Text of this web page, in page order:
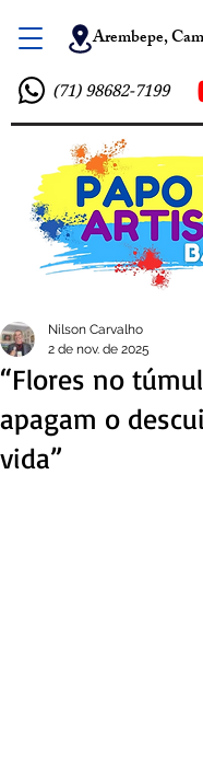
Arembepe,
(71) 98682-7199
“Flores no
apagam o
vida”
Nilson Carvalho
2 de nov. de 2025